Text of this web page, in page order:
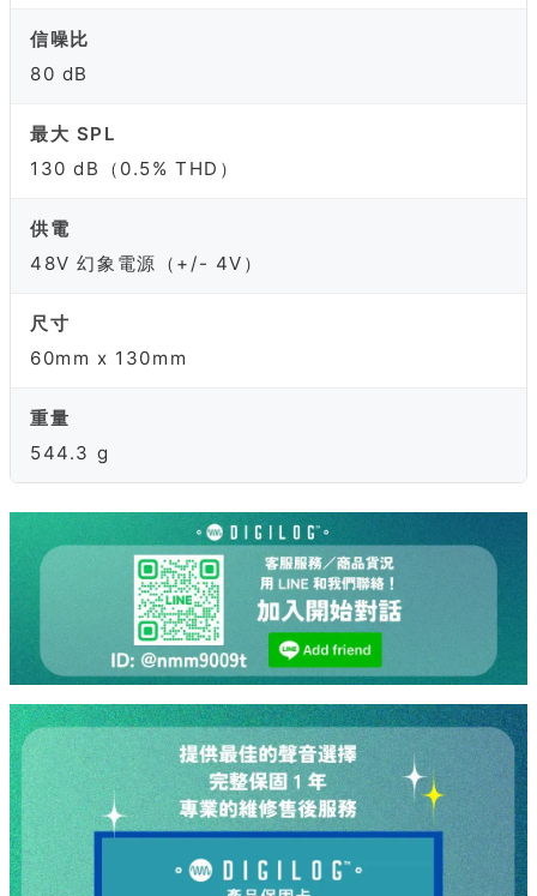
信噪比
80 dB
最大 SPL
130 dB（0.5% THD）
供電
48V 幻象電源（+/- 4V）
尺寸
60mm x 130mm
重量
544.3 g